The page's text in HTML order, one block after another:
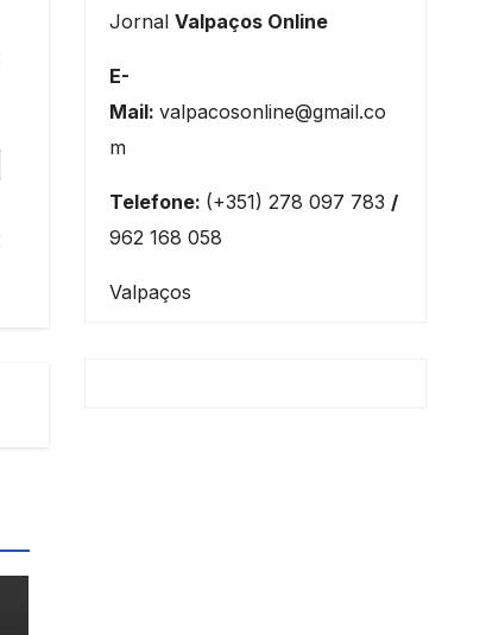
Jornal Valpaços Online
E-
Mail: valpacosonline@gmail.co
m
Telefone: (+351) 278 097 783 /
962 168 058
Valpaços